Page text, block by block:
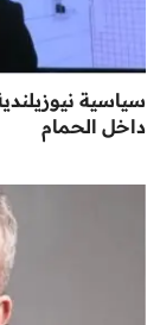
سياسية
داخل الحمام